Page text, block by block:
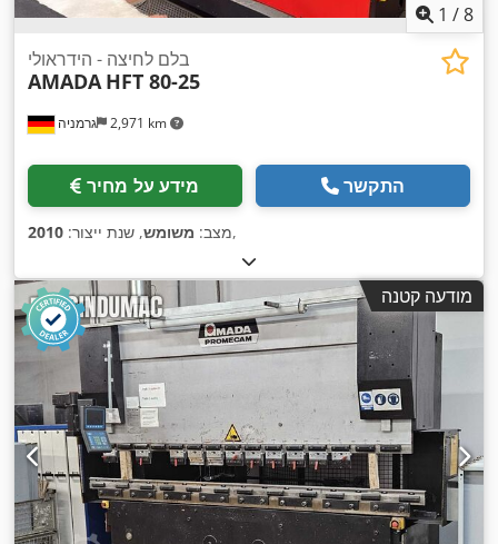
1 /8
גרמניה 2,971 km
בלם לחיצה - הידראולי
AMADA HFT 80-25
מידע על מחיר התקשר
מצב: משומש, שנת ייצור: 2010 ,
מודעה קטנה